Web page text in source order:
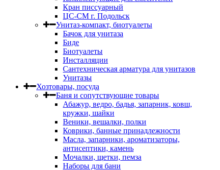
Кран писсуарный
ЦС-СМ г. Подольск
Унитаз-компакт, биотуалеты
Бачок для унитаза
Биде
Биотуалеты
Инсталляции
Сантехническая арматура для унитазов
Унитазы
Хозтовары, посуда
Баня и сопутствующие товары
Абажур, ведро, бадья, запарник, ковш,
кружки, шайки
Веники, вешалки, полки
Коврики, банные принадлежности
Масла, запарники, ароматизаторы,
антисептики, камень
Мочалки, щетки, пемза
Наборы для бани